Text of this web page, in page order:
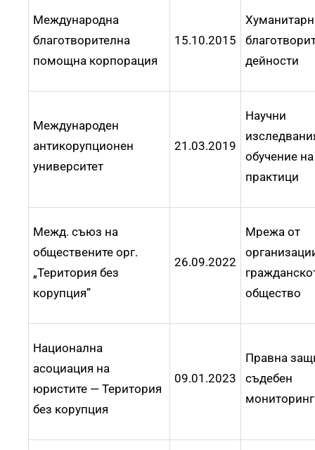
Международна
благотворителна
помощна корпорация
15.10.2015
дейности
Международен
антикорупционен
университет
21.03.2019
Научни
обучение на
практици
Межд. съюз на
обществените орг.
„Територия без
корупция”
26.09.2022
Мрежа от
общество
Национална
асоциация на
юристите — Територия
без корупция
09.01.2023
Правна
съдебен
мониторинг